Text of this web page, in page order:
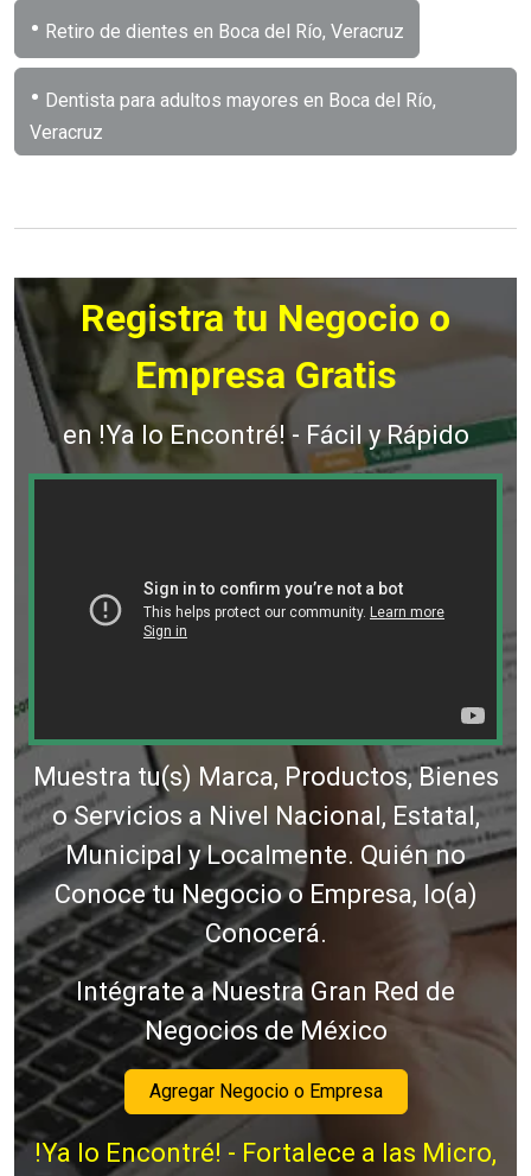
• Retiro de dientes en Boca del Río, Veracruz
• Dentista para adultos mayores en Boca del Río,
Veracruz
Registra tu Negocio o
Empresa Gratis
en !Ya lo Encontré! - Fácil y Rápido
Muestra tu(s) Marca, Productos, Bienes
o Servicios a Nivel Nacional, Estatal,
Municipal y Localmente. Quién no
Conoce tu Negocio o Empresa, lo(a)
Conocerá.
Intégrate a Nuestra Gran Red de
Negocios de México
Agregar Negocio o Empresa
!Ya lo Encontré! - Fortalece a las Micro,